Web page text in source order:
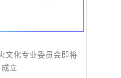
文化专业委员会即将
成立